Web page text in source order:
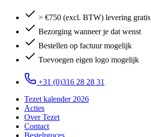
> €750 (excl. BTW) levering gratis
Bezorging wanneer je dat wenst
Bestellen op factuur mogelijk
Toevoegen eigen logo mogelijk
+31 (0)316 28 28 31
Tezet kalender 2026
Acties
Over Tezet
Contact
Bestelproces